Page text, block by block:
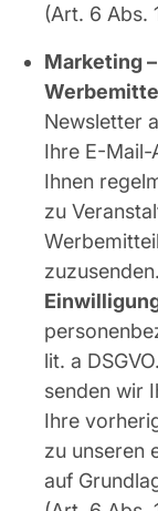
(Art. 6 Abs.
Marketing
Newsletter
Ihre E-Mail-
Ihnen
zu
lit. a
senden wir
Ihre
zu unseren
auf